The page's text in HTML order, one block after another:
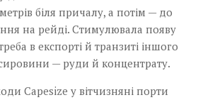
біля причалу, а потім — до
на рейді. Стимулювала появу
в експорті й транзиті іншого
— руди й концентрату.
Capesize у вітчизняні порти